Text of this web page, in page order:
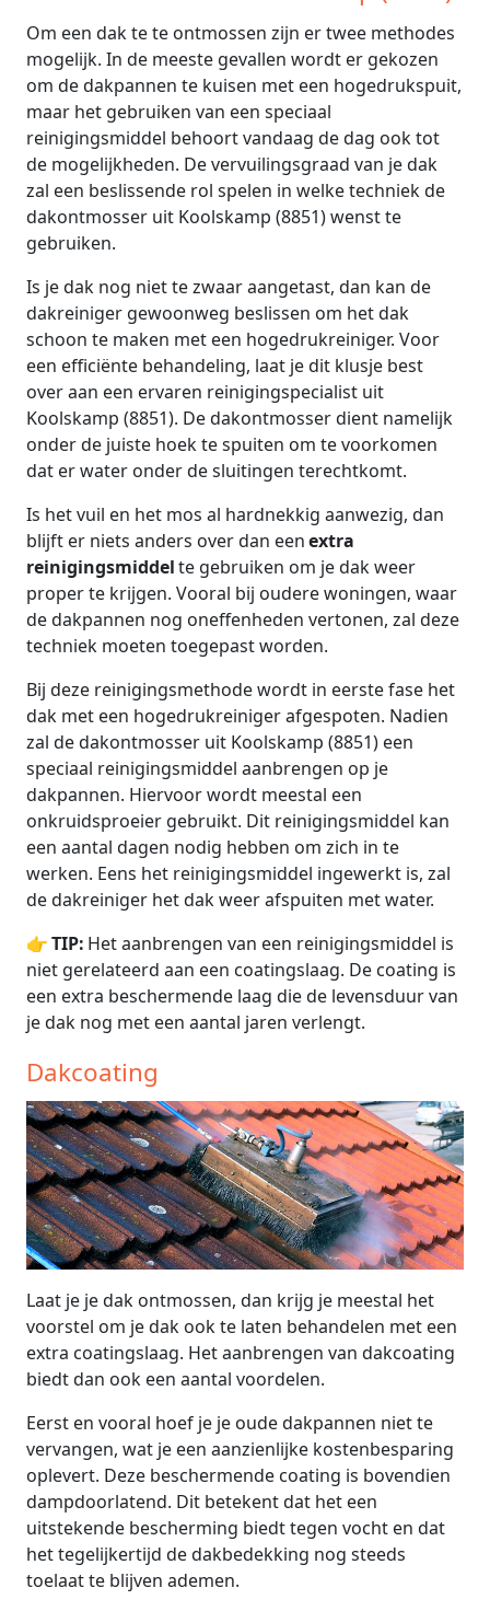
Om een dak te te ontmossen zijn er twee methodes
mogelijk. In de meeste gevallen wordt er gekozen
om de dakpannen te kuisen met een hogedrukspuit,
maar het gebruiken van een speciaal
reinigingsmiddel behoort vandaag de dag ook tot
de mogelijkheden. De vervuilingsgraad van je dak
zal een beslissende rol spelen in welke techniek de
dakontmosser uit Koolskamp (8851) wenst te
gebruiken.
Is je dak nog niet te zwaar aangetast, dan kan de
dakreiniger gewoonweg beslissen om het dak
schoon te maken met een hogedrukreiniger. Voor
een efficiënte behandeling, laat je dit klusje best
over aan een ervaren reinigingspecialist uit
Koolskamp (8851). De dakontmosser dient namelijk
onder de juiste hoek te spuiten om te voorkomen
dat er water onder de sluitingen terechtkomt.
Is het vuil en het mos al hardnekkig aanwezig, dan
blijft er niets anders over dan eenextra
reinigingsmiddelte gebruiken om je dak weer
proper te krijgen. Vooral bij oudere woningen, waar
de dakpannen nog oneffenheden vertonen, zal deze
techniek moeten toegepast worden.
Bij deze reinigingsmethode wordt in eerste fase het
dak met een hogedrukreiniger afgespoten. Nadien
zal de dakontmosser uit Koolskamp (8851) een
speciaal reinigingsmiddel aanbrengen op je
dakpannen. Hiervoor wordt meestal een
onkruidsproeier gebruikt. Dit reinigingsmiddel kan
een aantal dagen nodig hebben om zich in te
werken. Eens het reinigingsmiddel ingewerkt is, zal
de dakreiniger het dak weer afspuiten met water.
👉TIP: Het aanbrengen van een reinigingsmiddel is
niet gerelateerd aan een coatingslaag. De coating is
een extra beschermende laag die de levensduur van
je dak nog met een aantal jaren verlengt.
Dakcoating
Laat je je dak ontmossen, dan krijg je meestal het
voorstel om je dak ook te laten behandelen met een
extra coatingslaag. Het aanbrengen van dakcoating
biedt dan ook een aantal voordelen.
Eerst en vooral hoef je je oude dakpannen niet te
vervangen, wat je een aanzienlijke kostenbesparing
oplevert. Deze beschermende coating is bovendien
dampdoorlatend. Dit betekent dat het een
uitstekende bescherming biedt tegen vocht en dat
het tegelijkertijd de dakbedekking nog steeds
toelaat te blijven ademen.